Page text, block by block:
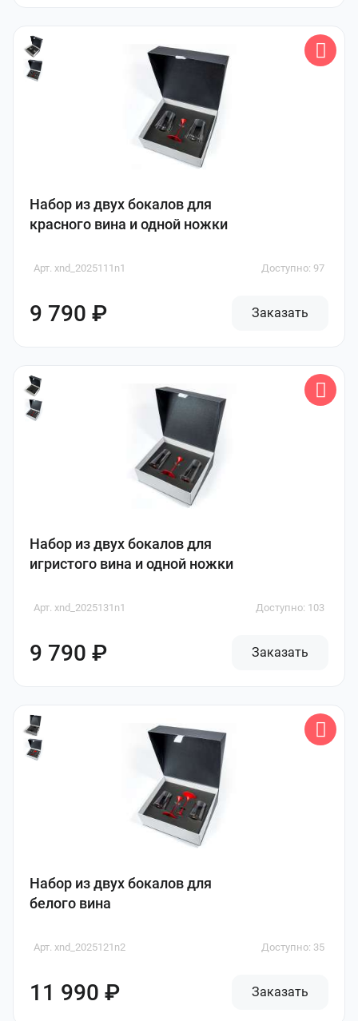
Набор из двух бокалов для
красного вина и одной ножки
Арт. xnd_2025111n1 Доступно: 97
9 790 ₽ Заказать
Набор из двух бокалов для
игристого вина и одной ножки
Арт. xnd_2025131n1 Доступно: 103
9 790 ₽ Заказать
Набор из двух бокалов для
белого вина
Арт. xnd_2025121n2 Доступно: 35
11 990 ₽ Заказать